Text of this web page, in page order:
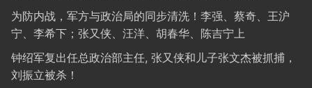
为防内战，军方与政治局的同步清洗！李强、蔡奇、王沪
宁、李希下；张又侠、汪洋、胡春华、陈吉宁上
钟绍军复出任总政治部主任, 张又侠和儿子张文杰被抓捕，
刘振立被杀！